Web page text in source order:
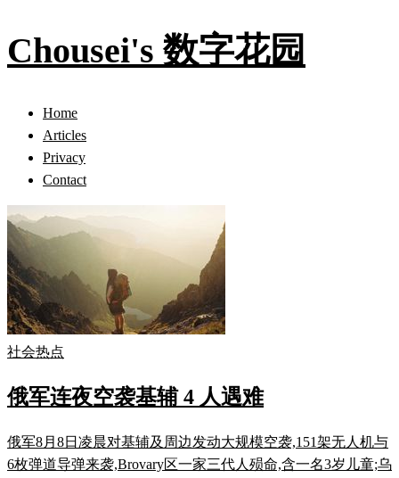
Chousei's 数字花园
Home
Articles
Privacy
Contact
社会热点
俄军连夜空袭基辅 4 人遇难
俄军8月8日凌晨对基辅及周边发动大规模空袭,151架无人机与
6枚弹道导弹来袭,Brovary区一家三代人殒命,含一名3岁儿童;乌